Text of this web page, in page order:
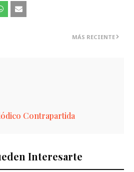
MÁS RECIENTE
Contrapartida
Interesarte